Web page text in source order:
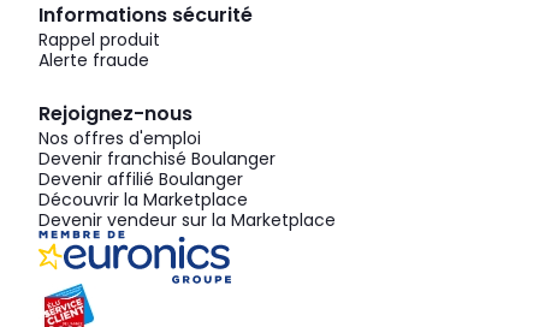
Informations sécurité
Rappel produit
Alerte fraude
Rejoignez-nous
Nos offres d'emploi
Devenir franchisé Boulanger
Devenir affilié Boulanger
Découvrir la Marketplace
Devenir vendeur sur la Marketplace